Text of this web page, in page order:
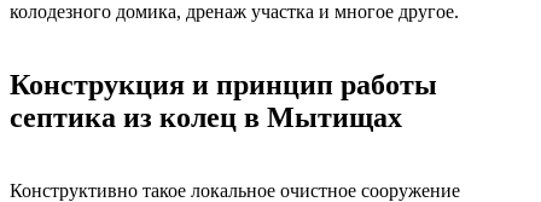
колодезного домика, дренаж участка и многое другое.
Конструкция и принцип работы
септика из колец в Мытищах
Конструктивно такое локальное очистное сооружение